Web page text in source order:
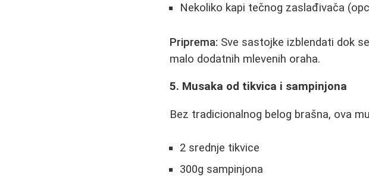
Nekoliko kapi tečnog zaslađivača
Priprema: Sve sastojke izblendati dok
malo dodatnih mlevenih oraha.
5. Musaka od tikvica i sampinjona
Bez tradicionalnog belog brašna, ova
2 srednje tikvice
300g sampinjona